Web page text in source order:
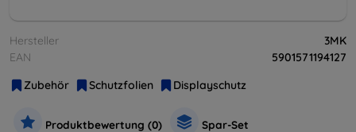
Hersteller
3MK
EAN
5901571194127
Zubehör
Schutzfolien Displayschutz
Produktbewertung (0) Spar-Set